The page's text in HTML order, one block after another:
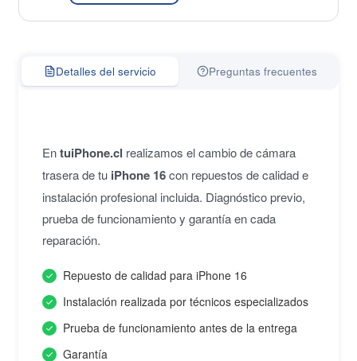
Detalles del servicio Preguntas frecuentes
EntuiPhone.cl realizamos el cambio de cámara
trasera de tu iPhone 16con repuestos de calidad e
instalación profesional incluida. Diagnóstico previo,
prueba de funcionamiento y garantía en cada
reparación.
Repuesto de calidad para iPhone 16
Instalación realizada por técnicos especializados
Prueba de funcionamiento antes de la entrega
Garantía